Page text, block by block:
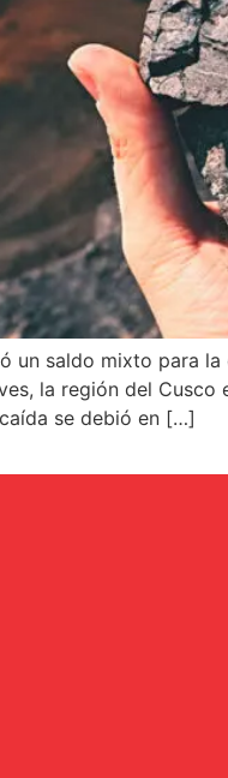
un saldo mixto para
la región del
se debió en […]